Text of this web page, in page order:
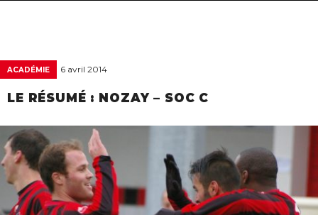
ACADÉMIE 6 avril 2014
LE RÉSUMÉ : NOZAY – SOC C